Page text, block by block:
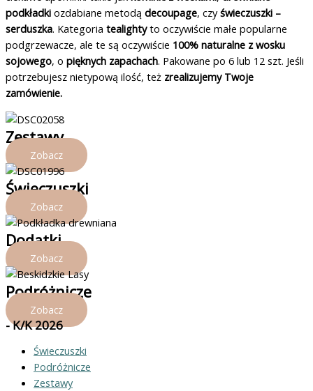
podkładki ozdabiane metodą decoupage, czyświeczuszki –
serduszka. Kategoria tealightyto oczywiście małe popularne
podgrzewacze, ale te są oczywiście 100% naturalne z wosku
sojowego, o pięknych zapachach. Pakowane po 6 lub 12 szt. Jeśli
potrzebujesz nietypową ilość, też zrealizujemy Twoje
zamówienie.
Zestawy
Zobacz
Świeczuszki
Zobacz
Dodatki
Zobacz
Podróżnicze
Zobacz
- K/K 2026
Świeczuszki
Podróżnicze
Zestawy